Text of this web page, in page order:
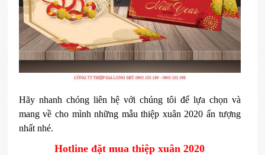
Hãy nhanh chóng liên hệ với chúng tôi để lựa chọn và
mang về cho mình những mẫu thiệp xuân 2020 ấn tượng
nhất nhé.
Hotline đặt mua thiệp xuân 2020